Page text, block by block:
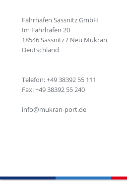
Fährhafen Sassnitz GmbH
Im Fährhafen 20
18546 Sassnitz / Neu Mukran
Deutschland
Telefon: +49 38392 55 111
Fax: +49 38392 55 240
info@mukran-port.de